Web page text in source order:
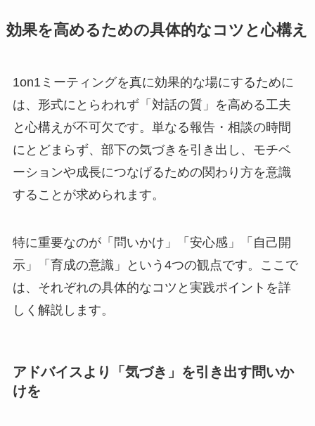
効果を高めるための具体的なコツと心構え
1on1ミーティングを真に効果的な場にするために
は、形式にとらわれず「対話の質」を高める工夫
と心構えが不可欠です。単なる報告・相談の時間
にとどまらず、部下の気づきを引き出し、モチベ
ーションや成長につなげるための関わり方を意識
することが求められます。
特に重要なのが「問いかけ」「安心感」「自己開
示」「育成の意識」という4つの観点です。ここで
は、それぞれの具体的なコツと実践ポイントを詳
しく解説します。
アドバイスより「気づき」を引き出す問いか
けを